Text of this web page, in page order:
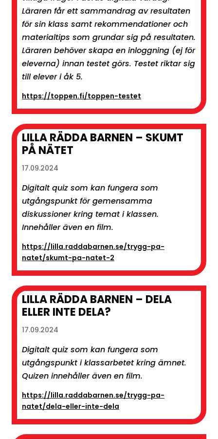
Läraren får ett sammandrag av resultaten
för sin klass samt rekommendationer och
materialtips som grundar sig på resultaten.
Läraren behöver skapa en inloggning (ej för
eleverna) innan testet görs. Testet riktar sig
till elever i åk 5.
https://toppen.fi/toppen-testet
LILLA RÄDDA BARNEN – SKUMT
PÅ NÄTET
17.09.2024
Digitalt quiz som kan fungera som
utgångspunkt för gemensamma
diskussioner kring temat i klassen.
Innehåller även en film.
https://lilla.raddabarnen.se/trygg-pa-
natet/skumt-pa-natet-2
LILLA RÄDDA BARNEN – DELA
ELLER INTE DELA?
17.09.2024
Digitalt quiz som kan fungera som
utgångspunkt i klassarbetet kring ämnet.
Quizen innehåller även en film.
https://lilla.raddabarnen.se/trygg-pa-
natet/dela-eller-inte-dela